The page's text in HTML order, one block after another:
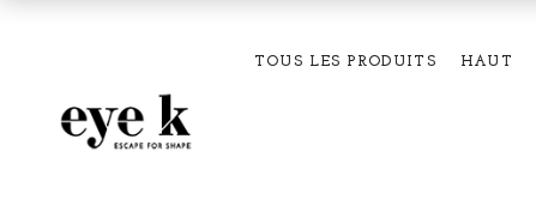
TOUS LES PRODUITS HAUT